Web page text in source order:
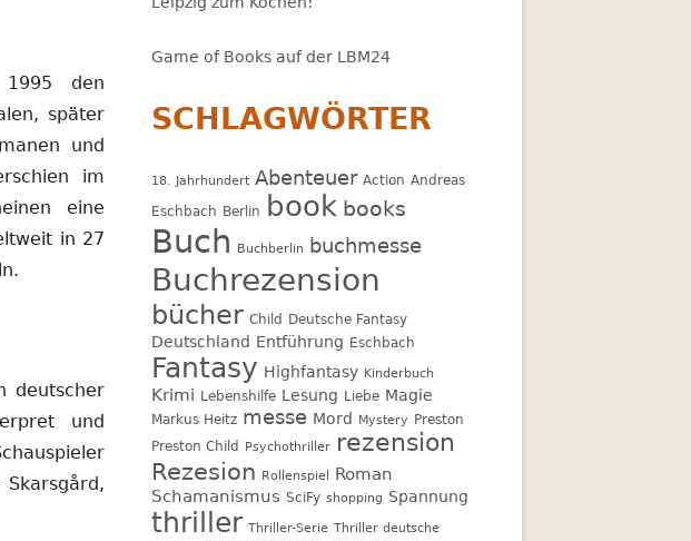
den
später
und
im
eine
in 27
deutscher
und
Game of Books auf der LBM24
SCHLAGWÖRTER
18. Jahrhundert Abenteuer Action Andreas
Eschbach Berlin book books
Buch Buchberlin buchmesse
Buchrezension
bücher Child Deutsche Fantasy
Deutschland Entführung Eschbach
Fantasy Highfantasy Kinderbuch
Krimi Lebenshilfe Lesung Liebe Magie
Markus Heitz messe Mord Mystery Preston
Preston Child
Psychothriller rezension
Rezesion
Rollenspiel
Roman
Schamanismus SciFy shopping Spannung
thriller Thriller-Serie Thriller deutsche